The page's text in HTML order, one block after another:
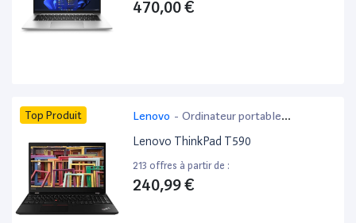
470,00 €
Top Produit Lenovo - Ordinateur portable
bureautique
Lenovo ThinkPad T590
213 offres à partir de :
240,99 €